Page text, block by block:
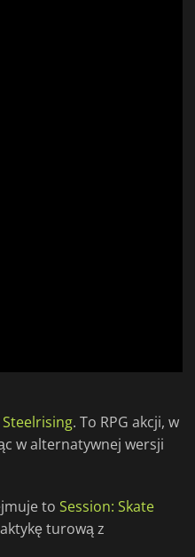
Steelrising. To RPG akcji, w
w alternatywnej wersji
to Session: Skate
turową z